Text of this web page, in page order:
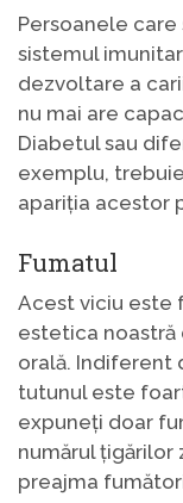
Persoanele
sistemul
dezvoltare a
nu mai are
Diabetul sau
exemplu,
apariția acestor
Fumatul
Acest viciu este
estetica noastră
orală. Indiferent
tutunul este
expuneți doar
numărul
preajma